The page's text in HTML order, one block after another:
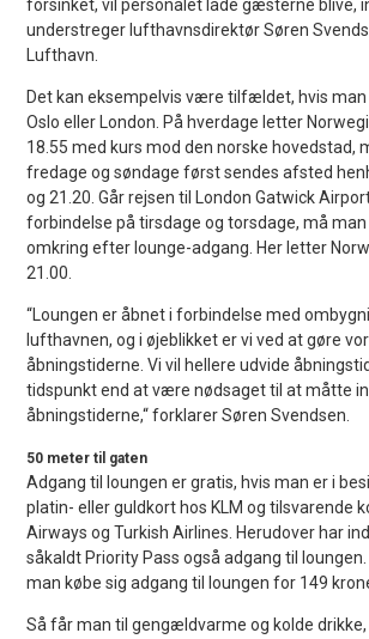
forsinket, vil personalet lade gæsterne blive,
understreger lufthavnsdirektør Søren
Lufthavn.
Det kan eksempelvis være tilfældet, hvis man
Oslo eller London. På hverdage letter
18.55 med kurs mod den norske hovedstad,
fredage og søndage først sendes afsted
og 21.20. Går rejsen til London Gatwick
forbindelse på tirsdage og torsdage, må
omkring efter lounge-adgang. Her letter
21.00.
“Loungen er åbnet i forbindelse med
lufthavnen, og i øjeblikket er vi ved at gøre
åbningstiderne. Vi vil hellere udvide
tidspunkt end at være nødsaget til at måtte
åbningstiderne,“ forklarer Søren Svendsen.
50 meter til gaten
Adgang til loungen er gratis, hvis man er i
platin- eller guldkort hos KLM og tilsvarende
Airways og Turkish Airlines. Herudover har
såkaldt Priority Pass også adgang til
man købe sig adgang til loungen for 149
Så får man til gengældvarme og kolde drikke,